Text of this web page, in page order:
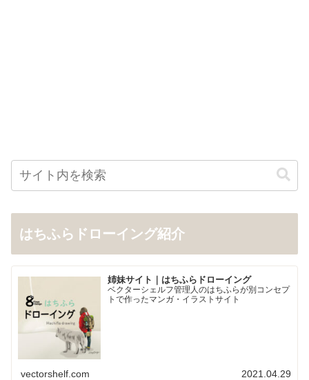
はちふらドローイング紹介
姉妹サイト｜はちふらドローイング
ベクターシェルフ管理人のはちふらが別コンセプ
トで作ったマンガ・イラストサイト
vectorshelf.com 2021.04.29